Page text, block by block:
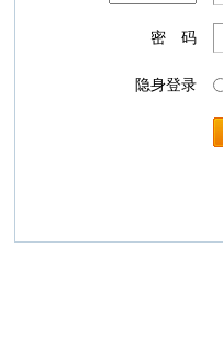
密 码
隐身登录